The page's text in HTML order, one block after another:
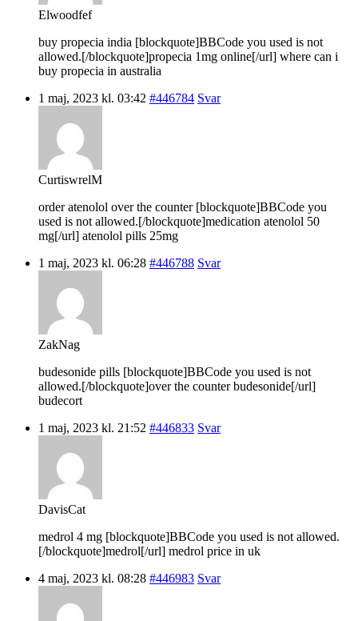
Elwoodfef
buy propecia india [blockquote]BBCode you used is not
allowed.[/blockquote]propecia 1mg online[/url] where can i
buy propecia in australia
1 maj, 2023 kl. 03:42 #446784 Svar
CurtiswrelM
order atenolol over the counter [blockquote]BBCode you
used is not allowed.[/blockquote]medication atenolol 50
mg[/url] atenolol pills 25mg
1 maj, 2023 kl. 06:28 #446788 Svar
ZakNag
budesonide pills [blockquote]BBCode you used is not
allowed.[/blockquote]over the counter budesonide[/url]
budecort
1 maj, 2023 kl. 21:52 #446833 Svar
DavisCat
medrol 4 mg [blockquote]BBCode you used is not allowed.
[/blockquote]medrol[/url] medrol price in uk
4 maj, 2023 kl. 08:28 #446983 Svar